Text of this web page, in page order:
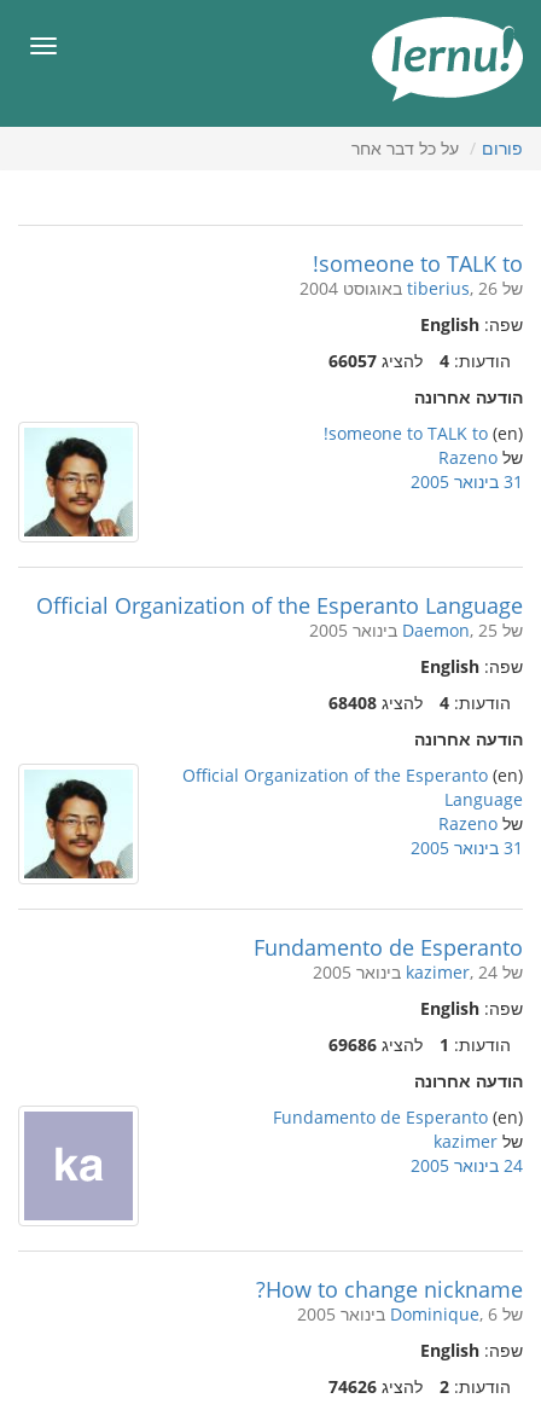
העניינים
פורום על כל דבר אחר
someone to TALK to!
של tiberius, 26 באוגוסט 2004
שפה: English
הודעות: 4 להציג 66057
הודעה אחרונה
(en)
someone to TALK to!
של Razeno
31 בינואר 2005
Official Organization of the Esperanto Language
של Daemon, 25 בינואר 2005
שפה: English
הודעות: 4 להציג 68408
הודעה אחרונה
(en)
Official Organization of the Esperanto
Language
של Razeno
31 בינואר 2005
Fundamento de Esperanto
של kazimer, 24 בינואר 2005
שפה: English
הודעות: 1 להציג 69686
הודעה אחרונה
(en)
Fundamento de Esperanto
של kazimer
24 בינואר 2005
How to change nickname?
של Dominique, 6 בינואר 2005
שפה: English
הודעות: 2 להציג 74626